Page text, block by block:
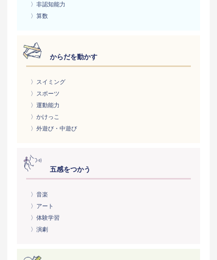
〉非認知能力
〉算数
からだを動かす
〉スイミング
〉スポーツ
〉運動能力
〉かけっこ
〉外遊び・中遊び
五感をつかう
〉音楽
〉アート
〉体験学習
〉演劇